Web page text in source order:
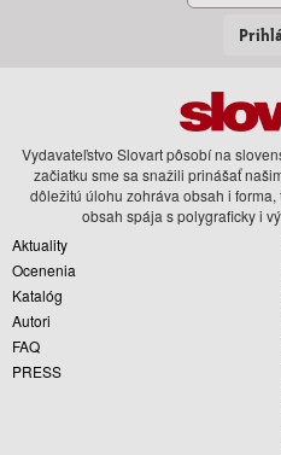
Vydavateľstvo Slovart pôsobí na
začiatku sme sa snažili prinášať
dôležitú úlohu zohráva obsah i
obsah spája s polygraficky i
Aktuality
Ocenenia
Katalóg
Autori
FAQ
PRESS